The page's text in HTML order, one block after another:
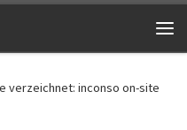
verzeichnet: inconso on-site